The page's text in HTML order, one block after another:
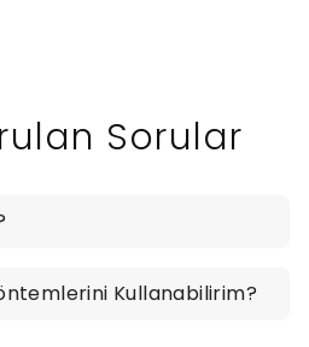
Sorular
Kullanabilirim?